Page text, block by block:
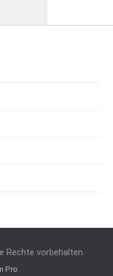
Rechte vorbehalten.
Pro